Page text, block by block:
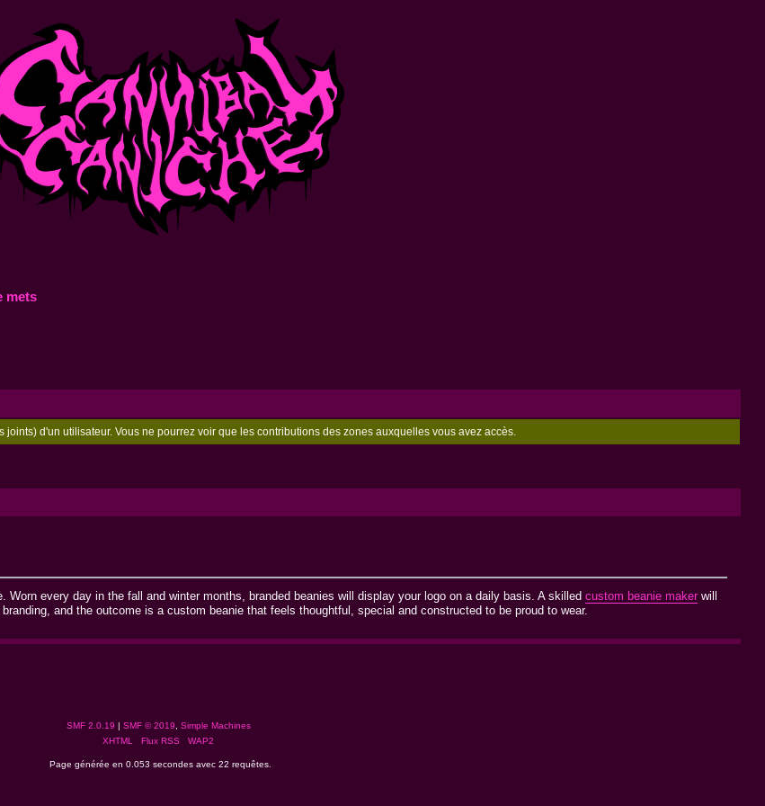
mets
d'un utilisateur. Vous ne pourrez voir que les contributions des zones auxquelles vous avez accès.
every day in the fall and winter months, branded beanies will display your logo on a daily basis. A skilledcustom beanie maker will
and the outcome is a custom beanie that feels thoughtful, special and constructed to be proud to wear.
SMF 2.0.19 | SMF © 2019, Simple Machines
XHTML
Flux RSS WAP2
Page générée en 0.053 secondes avec 22 requêtes.